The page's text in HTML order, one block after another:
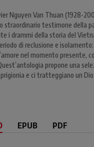
Nguyen Van Thuan (1928-
straordinario testimone della
i drammi della storia del
di reclusione e
nel momento presente,
propone una
e ci tratteggiano un
EPUB PDF